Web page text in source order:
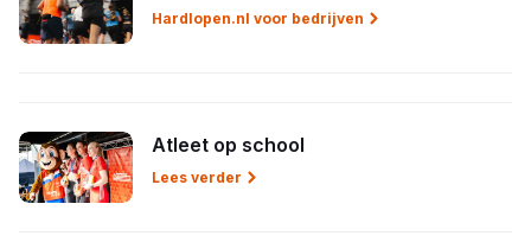
Hardlopen.nl voor bedrijven
Atleet op school
Lees verder